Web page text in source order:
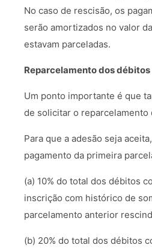
No caso de rescisão, os
serão amortizados no valor
estavam parceladas.
Reparcelamento dos débitos
Um ponto importante é que
de solicitar o reparcelamento
Para que a adesão seja
pagamento da primeira
(a) 10% do total dos débitos
inscrição com histórico de
parcelamento anterior
(b) 20% do total dos débitos